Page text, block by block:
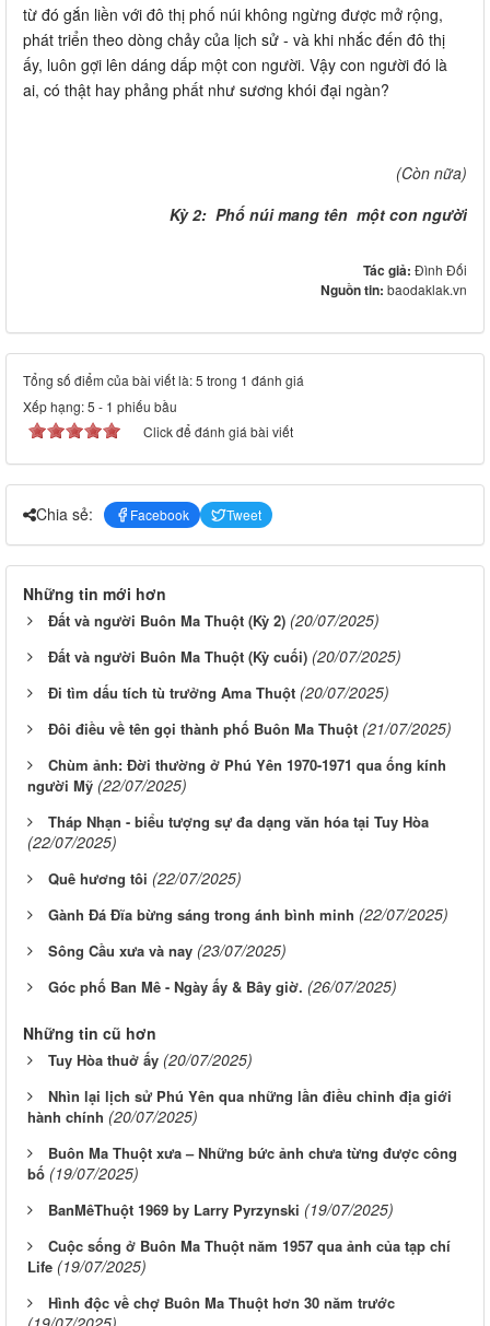
từ đó gắn liền với đô thị phố núi không ngừng được mở rộng,
phát triển theo dòng chảy của lịch sử - và khi nhắc đến đô thị
ấy, luôn gợi lên dáng dấp một con người. Vậy con người đó là
ai, có thật hay phảng phất như sương khói đại ngàn?
(Còn nữa)
Kỳ 2: Phố núi mang tên một con người
Tác giả: Đình Đối
Nguồn tin: baodaklak.vn
Tổng số điểm của bài viết là: 5 trong 1 đánh giá
Xếp hạng:5 - 1 phiếu bầu
Click để đánh giá bài viết
Chia sẻ: Facebook Tweet
Những tin mới hơn
Đất và người Buôn Ma Thuột (Kỳ 2) (20/07/2025)
Đất và người Buôn Ma Thuột (Kỳ cuối) (20/07/2025)
Đi tìm dấu tích tù trưởng Ama Thuột (20/07/2025)
Đôi điều về tên gọi thành phố Buôn Ma Thuột (21/07/2025)
Chùm ảnh: Đời thường ở Phú Yên 1970-1971 qua ống kính
người Mỹ (22/07/2025)
Tháp Nhạn - biểu tượng sự đa dạng văn hóa tại Tuy Hòa
(22/07/2025)
Quê hương tôi (22/07/2025)
Gành Đá Đĩa bừng sáng trong ánh bình minh (22/07/2025)
Sông Cầu xưa và nay (23/07/2025)
Góc phố Ban Mê - Ngày ấy & Bây giờ. (26/07/2025)
Những tin cũ hơn
Tuy Hòa thuở ấy (20/07/2025)
Nhìn lại lịch sử Phú Yên qua những lần điều chỉnh địa giới
hành chính (20/07/2025)
Buôn Ma Thuột xưa – Những bức ảnh chưa từng được công
bố (19/07/2025)
BanMêThuột 1969 by Larry Pyrzynski (19/07/2025)
Cuộc sống ở Buôn Ma Thuột năm 1957 qua ảnh của tạp chí
Life (19/07/2025)
Hình độc về chợ Buôn Ma Thuột hơn 30 năm trước